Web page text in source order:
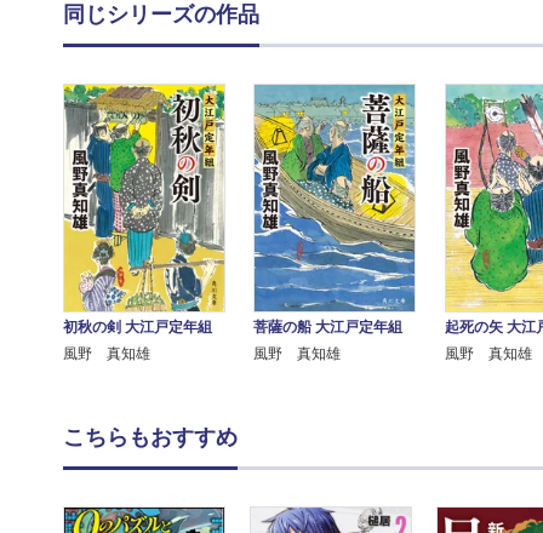
同じシリーズの作品
初秋の剣 大江戸定年組
風野 真知雄
菩薩の船 大江戸定年組
風野 真知雄
起死の矢 大江
風野 真知雄
こちらもおすすめ